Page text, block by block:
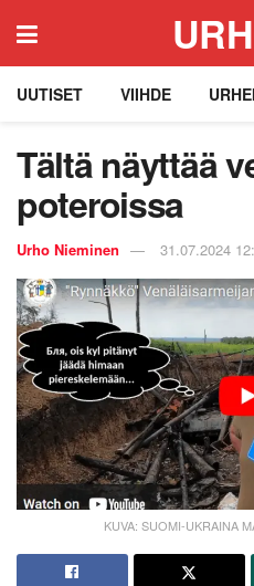
UUTISET VIIHDE
Tältä näyttää
poteroissa
Urho Nieminen 31.07.2024
KUVA: SUOMI-UKRAINA